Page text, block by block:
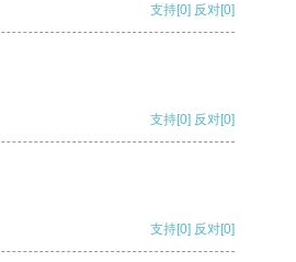
支持[0] 反对[0]
支持[0] 反对[0]
支持[0] 反对[0]